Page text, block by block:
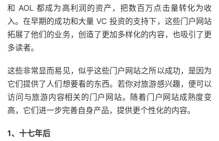
和 AOL 都成为高利润的资产，把数百万点击量转化为收
入。在早期的成功和大量 VC 投资的支持下，这些门户网站
拓展了他们的业务，创造了更加多样化的内容，也吸引了更
多读者。
这些非常显而易见，似乎这些门户网站之所以成功，是因为
它们提供了人们想要看的东西。若你对旅游感兴趣，便可以
访问与旅游内容相关的门户网站。随着门户网站成熟度变
高，它们进一步完善自身产品，提供更个性化的内容。
1、十七年后